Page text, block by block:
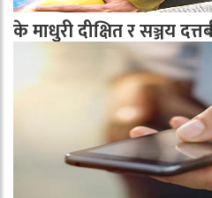
के माधुरी दीक्षित र सञ्जय